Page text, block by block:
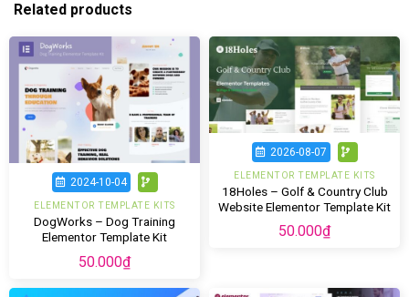
Related products
2024-10-04
ELEMENTOR TEMPLATE KITS
DogWorks – Dog Training
Elementor Template Kit
50.000₫
2026-08-07
ELEMENTOR TEMPLATE KITS
18Holes – Golf & Country Club
Website Elementor Template Kit
50.000₫